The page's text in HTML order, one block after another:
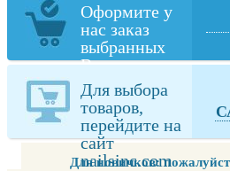
Оформите у
нас заказ
выбранных
Вами товаров
из
nailsinc.com
Для выбора
товаров,
перейдите на
сайт
nailsinc.com
Для новичков: